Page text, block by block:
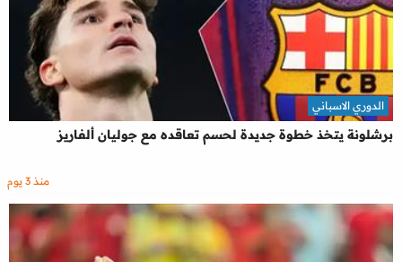
برشلونة يتخذ خطوة جديدة لحسم تعاقده مع جوليان ألفاريز
الدوري الاسباني
منذ 3 يوم